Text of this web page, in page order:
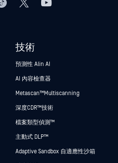
技術
預測性 Alin AI
AI 內容檢查器
Metascan™ Multiscanning
深度CDR™技術
檔案類型偵測™
主動式 DLP™
Adaptive Sandbox 自適應性沙箱